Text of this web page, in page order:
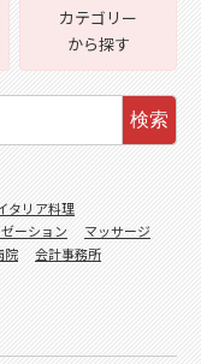
カテゴリー
から探す
検索
タリア料理
ーション
マッサージ
院
会計事務所